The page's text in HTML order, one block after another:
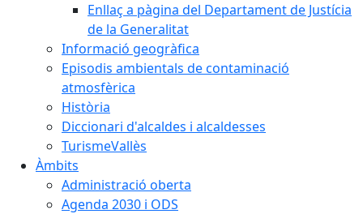
Enllaç a pàgina del Departament de Justícia
de la Generalitat
Informació geogràfica
Episodis ambientals de contaminació
atmosfèrica
Història
Diccionari d'alcaldes i alcaldesses
TurismeVallès
Àmbits
Administració oberta
Agenda 2030 i ODS